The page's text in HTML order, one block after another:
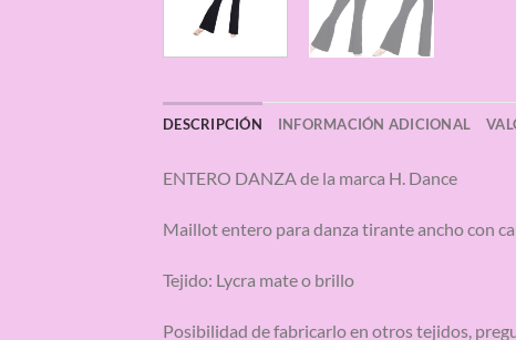
DESCRIPCIÓN INFORMACIÓN ADICIONAL
ENTERO DANZA de la marca H. Dance
Maillot entero para danza tirante ancho con
Tejido: Lycra mate o brillo
Posibilidad de fabricarlo en otros tejidos,